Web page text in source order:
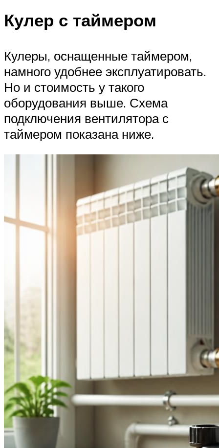
Кулер с таймером
Кулеры, оснащенные таймером,
намного удобнее эксплуатировать.
Но и стоимость у такого
оборудования выше. Схема
подключения вентилятора с
таймером показана ниже.